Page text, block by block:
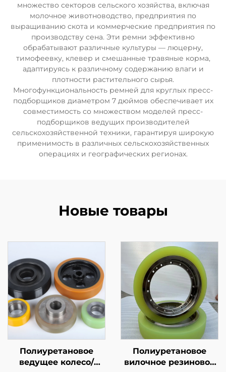
множество секторов сельского хозяйства, включая
молочное животноводство, предприятия по
выращиванию скота и коммерческие предприятия по
производству сена. Эти ремни эффективно
обрабатывают различные культуры — люцерну,
тимофеевку, клевер и смешанные травяные корма,
адаптируясь к различному содержанию влаги и
плотности растительного сырья.
Многофункциональность ремней для круглых пресс-
подборщиков диаметром 7 дюймов обеспечивает их
совместимость со множеством моделей пресс-
подборщиков ведущих производителей
сельскохозяйственной техники, гарантируя широкую
применимость в различных сельскохозяйственных
операциях и географических регионах.
Новые товары
Полиуретановое
ведущее колесо/
Полиуретановое
вилочное резиновое